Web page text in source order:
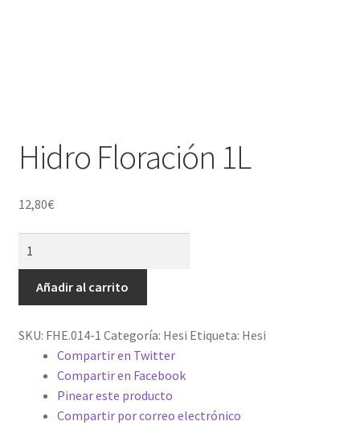
Hidro Floración 1L
12,80€
cantidad
Añadir al carrito
SKU: FHE.014-1 Categoría: Hesi Etiqueta: Hesi
Compartir en Twitter
Compartir en Facebook
Pinear este producto
Compartir por correo electrónico